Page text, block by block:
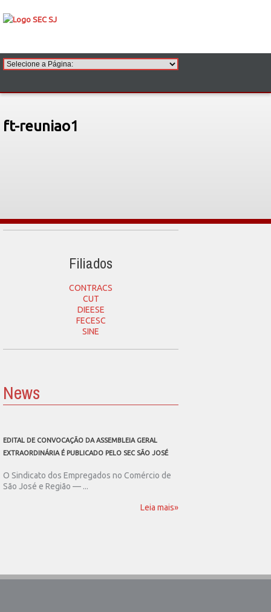
ft-reuniao1
Filiados
CONTRACS
CUT
DIEESE
FECESC
SINE
News
EDITAL DE CONVOCAÇÃO DA ASSEMBLEIA GERAL
EXTRAORDINÁRIA É PUBLICADO PELO SEC SÃO JOSÉ
O Sindicato dos Empregados no Comércio de
São José e Região — ...
Leia mais»